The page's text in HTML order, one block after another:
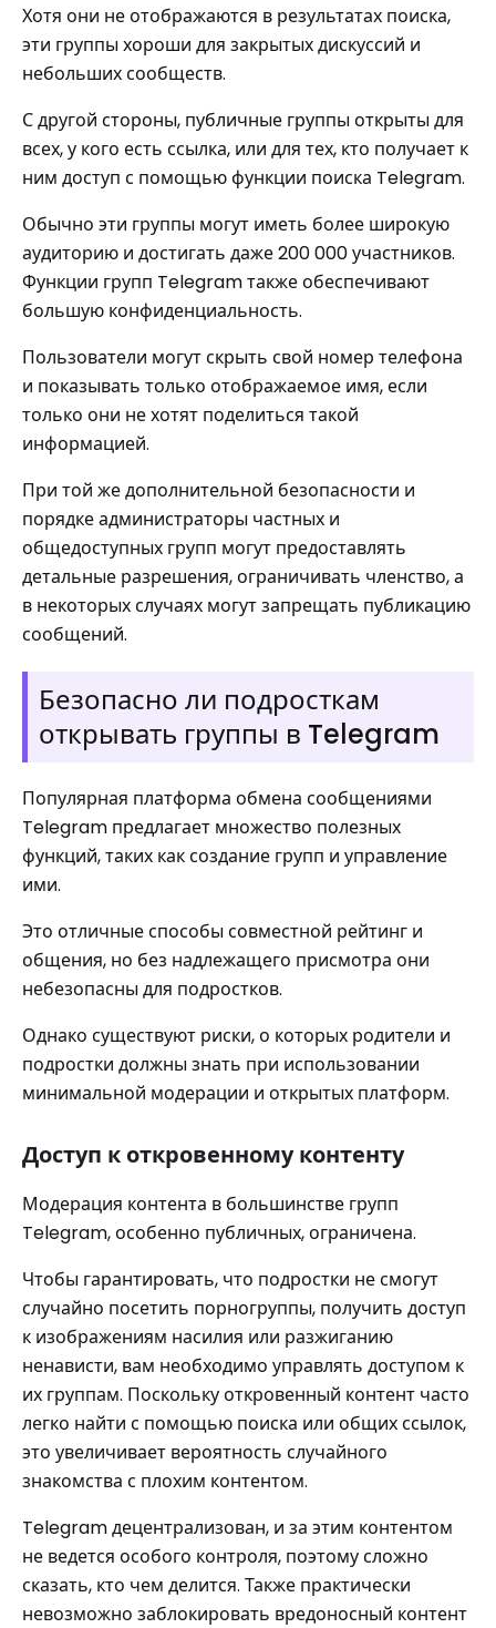
Хотя они не отображаются в результатах поиска,
эти группы хороши для закрытых дискуссий и
небольших сообществ.
С другой стороны, публичные группы открыты для
всех, у кого есть ссылка, или для тех, кто получает к
ним доступ с помощью функции поиска Telegram.
Обычно эти группы могут иметь более широкую
аудиторию и достигать даже 200 000 участников.
Функции групп Telegram также обеспечивают
большую конфиденциальность.
Пользователи могут скрыть свой номер телефона
и показывать только отображаемое имя, если
только они не хотят поделиться такой
информацией.
При той же дополнительной безопасности и
порядке администраторы частных и
общедоступных групп могут предоставлять
детальные разрешения, ограничивать членство, а
в некоторых случаях могут запрещать публикацию
сообщений.
Безопасно ли подросткам
открывать группы в Telegram
Популярная платформа обмена сообщениями
Telegram предлагает множество полезных
функций, таких как создание групп и управление
ими.
Это отличные способы совместной рейтинг и
общения, но без надлежащего присмотра они
небезопасны для подростков.
Однако существуют риски, о которых родители и
подростки должны знать при использовании
минимальной модерации и открытых платформ.
Доступ к откровенному контенту
Модерация контента в большинстве групп
Telegram, особенно публичных, ограничена.
Чтобы гарантировать, что подростки не смогут
случайно посетить порногруппы, получить доступ
к изображениям насилия или разжиганию
ненависти, вам необходимо управлять доступом к
их группам. Поскольку откровенный контент часто
легко найти с помощью поиска или общих ссылок,
это увеличивает вероятность случайного
знакомства с плохим контентом.
Telegram децентрализован, и за этим контентом
не ведется особого контроля, поэтому сложно
сказать, кто чем делится. Также практически
невозможно заблокировать вредоносный контент